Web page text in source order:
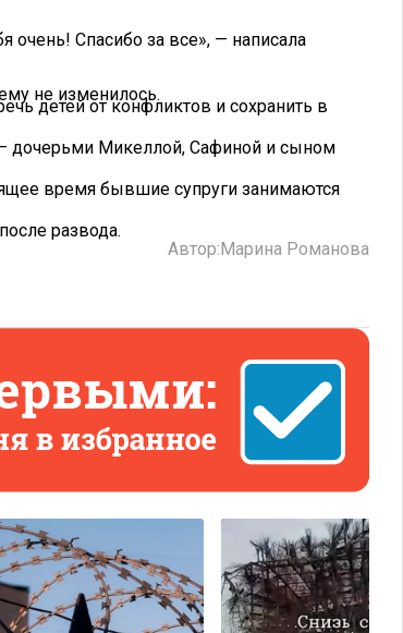
Спасибо за все», — написала
не изменилось.
детей от конфликтов и сохранить в
дочерьми Микеллой, Сафиной и сыном
время бывшие супруги занимаются
развода.
Автор:Марина Романова